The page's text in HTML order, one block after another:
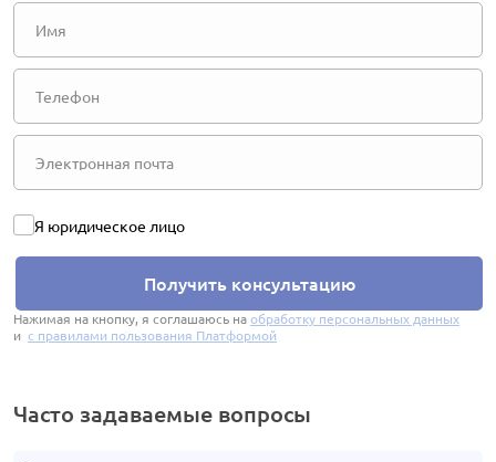
Я юридическое лицо
Получить консультацию
Нажимая на кнопку, я соглашаюсь наобработку персональных данных
и с правилами пользования Платформой
Часто задаваемые вопросы